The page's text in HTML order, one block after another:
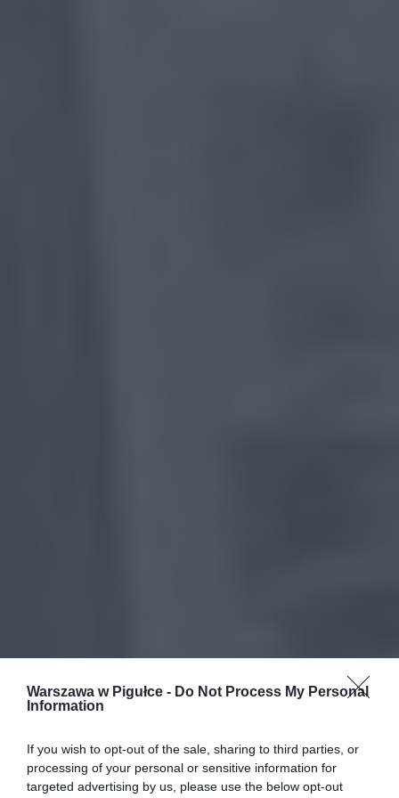
Warszawa w Pigułce - Do Not Process My Personal
Information
If you wish to opt-out of the sale, sharing to third parties, or
processing of your personal or sensitive information for
targeted advertising by us, please use the below opt-out